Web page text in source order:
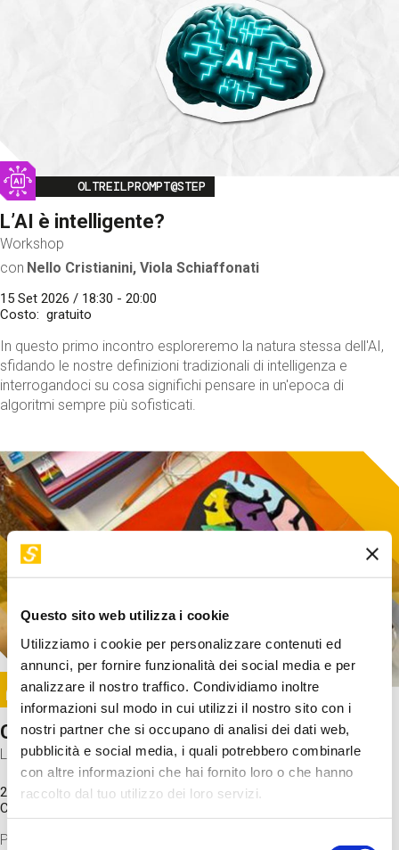
Questo sito web utilizza i cookie
Utilizziamo i cookie per personalizzare contenuti ed
annunci, per fornire funzionalità dei social media e per
analizzare il nostro traffico. Condividiamo inoltre
informazioni sul modo in cui utilizzi il nostro sito con i
nostri partner che si occupano di analisi dei dati web,
pubblicità e social media, i quali potrebbero combinarle
con altre informazioni che hai fornito loro o che hanno
raccolto dal tuo utilizzo dei loro servizi.
Selezione
Image
OLTREILPROMPT@STEP
L’AI è intelligente?
Workshop
con Nello Cristianini, Viola Schiaffonati
15 Set 2026 / 18:30 - 20:00
Costo
gratuito
In questo primo incontro esploreremo la natura stessa dell'AI,
sfidando le nostre definizioni tradizionali di intelligenza e
interrogandoci su cosa significhi pensare in un'epoca di
algoritmi sempre più sofisticati.
Image
SUNDAY@STEP
Come funziona il cervello?
Laboratorio
20 Set 2026 / 11:15 - 13:00
Costo
Proveremo a costruire un cervello in cartoncino cercando di